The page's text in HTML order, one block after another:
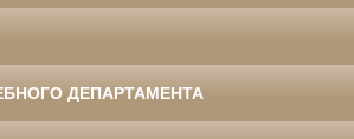
ДЕПАРТАМЕНТА